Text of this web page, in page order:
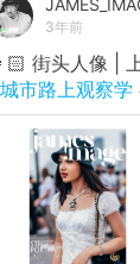
3年前
街头人像 |
市路上观察学